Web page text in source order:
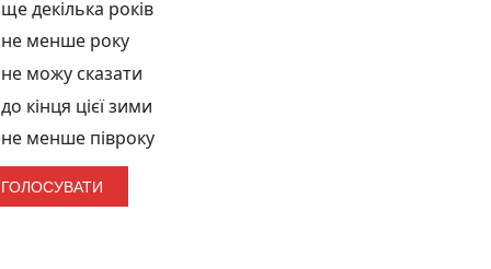
ще декілька років
не менше року
не можу сказати
до кінця цієї зими
не менше півроку